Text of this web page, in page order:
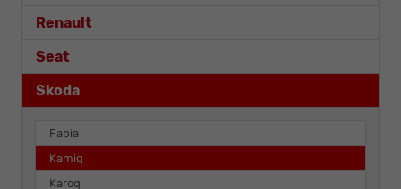
Renault
Seat
Skoda
Fabia
Kamiq
Karoq